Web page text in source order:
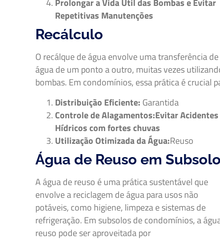
Prolongar a Vida Útil das Bombas e Evitar
Repetitivas Manutenções
Recálculo
O recálque de água envolve uma transferência de
água de um ponto a outro, muitas vezes
bombas. Em condomínios, essa prática é crucial
Distribuição Eficiente: Garantida
Controle de Alagamentos:Evitar Acidentes
Hídricos com fortes chuvas
Utilização Otimizada da Água:Reuso
Água de Reuso em
A água de reuso é uma prática sustentável que
envolve a reciclagem de água para usos não
potáveis, como higiene, limpeza e sistemas de
refrigeração. Em subsolos de condomínios, a
reuso pode ser aproveitada por